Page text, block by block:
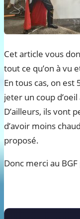
Cet article vous
tout ce qu’on à vu
En tous cas, on
jeter un coup
D’ailleurs, ils vont
d’avoir moins
proposé.
Donc merci au